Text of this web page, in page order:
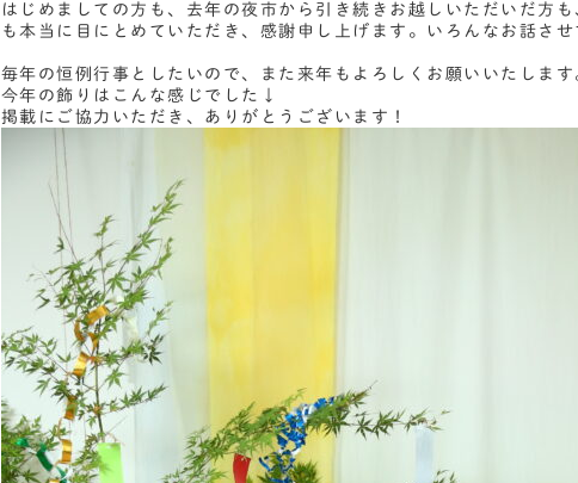
はじめましての方も、去年の夜市から引き続きお越しいただいだ方
も本当に目にとめていただき、感謝申し上げます。いろんなお話さ
毎年の恒例行事としたいので、また来年もよろしくお願いいたします
今年の飾りはこんな感じでした↓
掲載にご協力いただき、ありがとうございます！